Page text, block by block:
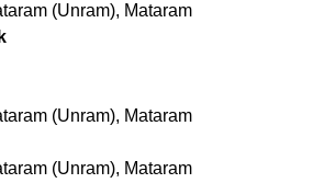
(Unram), Mataram
(Unram), Mataram
(Unram), Mataram